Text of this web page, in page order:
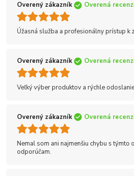
Overený zákazník Overená
Úžasná služba a profesionálny prístup k
Overený zákazník Overená
Veľký výber produktov a rýchle
Overený zákazník Overená
Nemal som ani najmenšiu chybu s týmto
odporúčam.